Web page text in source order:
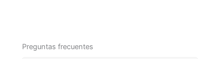
Preguntas frecuentes